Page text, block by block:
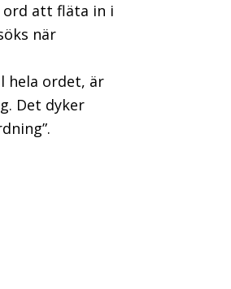
ord att fläta in i
när
hela ordet, är
Det dyker